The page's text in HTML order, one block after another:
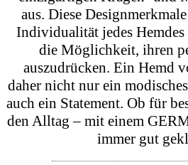
Die Historie
Das Herrenhemd hat eine
sich über Jahrhunderte
auf dieser Tradition auf
innovativen Designs
Gegenwart. Unsere